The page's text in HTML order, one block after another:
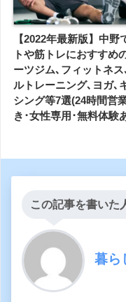
【2022年最新版】中野
トや筋トレにおすすめ
ーツジム､フィットネ
ルトレーニング､ヨガ､
シング等7選(24時間営
き･女性専用･無料体験
この記事を書いた
暮ら